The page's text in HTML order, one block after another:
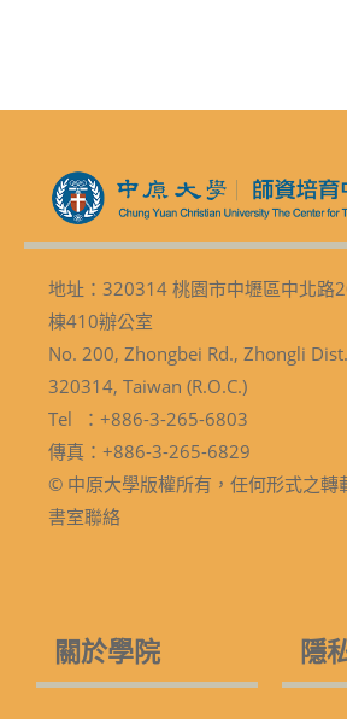
地址：320314 桃園市中壢區中北路
棟410辦公室
No. 200, Zhongbei Rd., Zhongli
320314, Taiwan (R.O.C.)
Tel ：+886-3-265-6803
傳真：+886-3-265-6829
© 中原大學版權所有，任何形式之轉
書室聯絡
關於學院 隱